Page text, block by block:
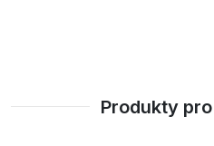
Produkty